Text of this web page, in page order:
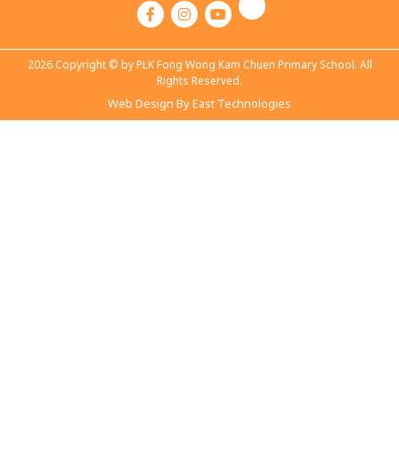
2026 Copyright © by PLK Fong Wong Kam Chuen Primary School. All
Rights Reserved.
Web Design By East Technologies